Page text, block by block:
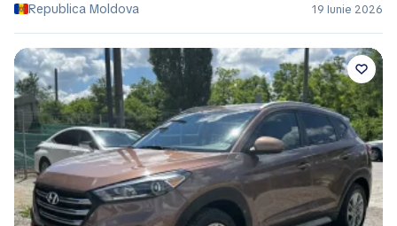
Republica Moldova
19 Iunie 2026